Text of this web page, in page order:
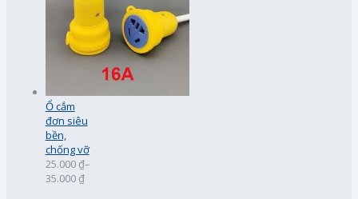
Ổ cắm
đơn siêu
bền,
chống vỡ
25.000 ₫–
35.000 ₫